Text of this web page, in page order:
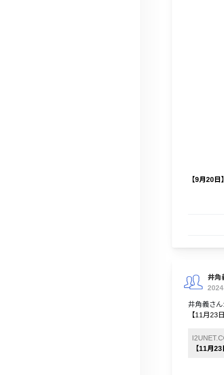
【9月20
井角
井角義さ
【11月23
【11月